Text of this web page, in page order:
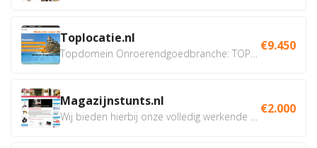
Toplocatie.nl €9.450
Magazijnstunts.nl €2.000